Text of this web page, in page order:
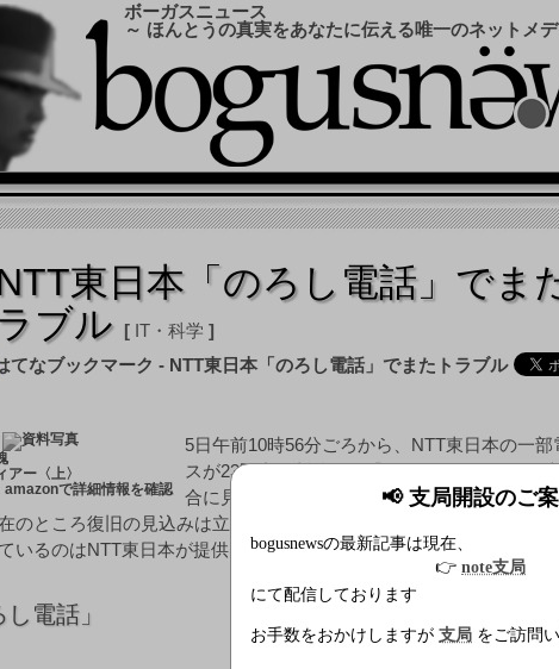
📢 支局開設のご
bogusnewsの最新記事は現在、
👉 note支局
にて配信しております
お手数をおかけしますが 支局 をご訪問
ボーガスニュース
～ ほんとうの真実をあなたに伝える唯一のネットメ
東日本「のろし電話」でま
ラブル
IT・科学
ー〈上〉
amazonで詳細情報を確認
5日午前10時56分ごろから、NTT東日本の一部
スが23区内で断続的に「つながらない」など
合に見舞われている。同社では原因究明に全力
のところ復旧の見込みは立っていない。
いるのはNTT東日本が提供している
電話」